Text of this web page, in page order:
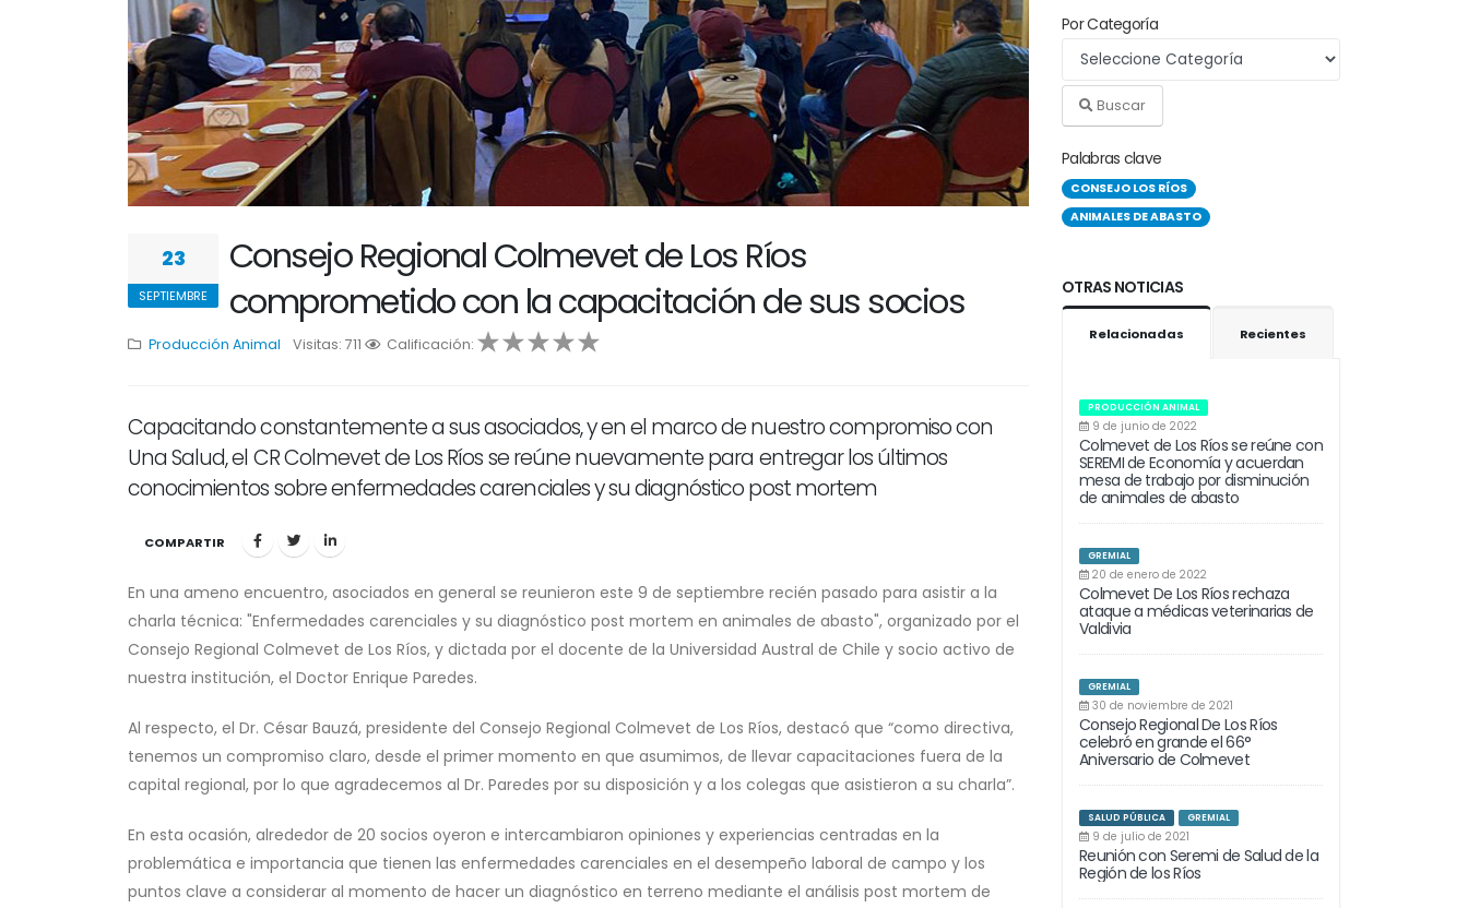
Por Categoría
Buscar
Palabras clave
CONSEJO LOS RÍOS
ANIMALES DE ABASTO
OTRAS NOTICIAS
Relacionadas Recientes
PRODUCCIÓN ANIMAL
9 de junio de 2022
Colmevet de Los Ríos se reúne con
SEREMI de Economía y acuerdan
mesa de trabajo por disminución
de animales de abasto
GREMIAL
20 de enero de 2022
Colmevet De Los Ríos rechaza
ataque a médicas veterinarias de
Valdivia
GREMIAL
30 de noviembre de 2021
Consejo Regional De Los Ríos
celebró en grande el 66°
Aniversario de Colmevet
SALUD PÚBLICA GREMIAL
9 de julio de 2021
Reunión con Seremi de Salud de la
Región de los Ríos
23
SEPTIEMBRE
Consejo Regional Colmevet de Los Ríos
comprometido con la capacitación de sus socios
Producción Animal Visitas: 711 Calificación:
1 2 3 4 5
Capacitando constantemente a sus asociados, y en el marco de nuestro compromiso con
Una Salud, el CR Colmevet de Los Ríos se reúne nuevamente para entregar los últimos
conocimientos sobre enfermedades carenciales y su diagnóstico post mortem
COMPARTIR
En una ameno encuentro, asociados en general se reunieron este 9 de septiembre recién pasado para asistir a la
charla técnica: "Enfermedades carenciales y su diagnóstico post mortem en animales de abasto", organizado por el
Consejo Regional Colmevet de Los Ríos, y dictada por el docente de la Universidad Austral de Chile y socio activo de
nuestra institución, el Doctor Enrique Paredes.
Al respecto, el Dr. César Bauzá, presidente del Consejo Regional Colmevet de Los Ríos, destacó que “como directiva,
tenemos un compromiso claro, desde el primer momento en que asumimos, de llevar capacitaciones fuera de la
capital regional, por lo que agradecemos al Dr. Paredes por su disposición y a los colegas que asistieron a su charla”.
En esta ocasión, alrededor de 20 socios oyeron e intercambiaron opiniones y experiencias centradas en la
problemática e importancia que tienen las enfermedades carenciales en el desempeño laboral de campo y los
puntos clave a considerar al momento de hacer un diagnóstico en terreno mediante el análisis post mortem de